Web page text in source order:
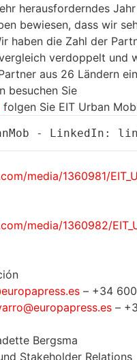
herausforderndes
bewiesen, dass wir
haben die Zahl der
verdoppelt und
aus 26 Ländern
besuchen Sie
folgen Sie EIT Urban
- LinkedIn :
media/1360981/
media/1360982/
– +34
–
Bergsma
Stakeholder Relations